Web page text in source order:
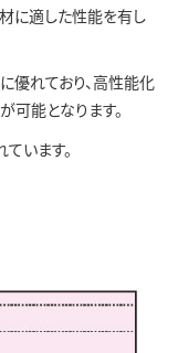
に適した性能を有し
優れており、高性能化
可能となります。
います。